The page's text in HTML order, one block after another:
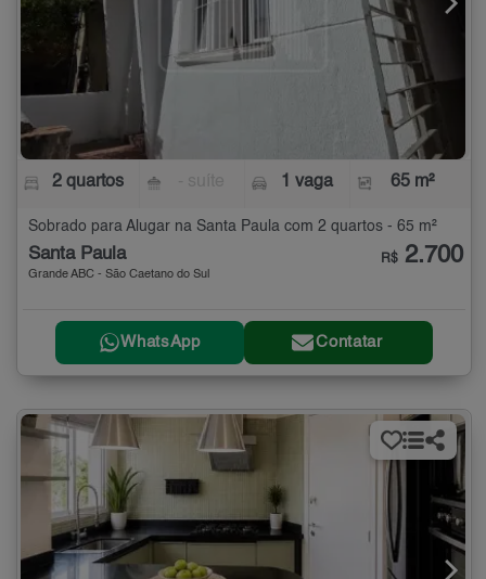
2 quartos 1 vaga 65 m²
Sobrado para Alugar na Santa Paula com 2 quartos - 65 m²
Santa Paula
Grande ABC - São Caetano do Sul
R$ 2.700
WhatsApp Contatar